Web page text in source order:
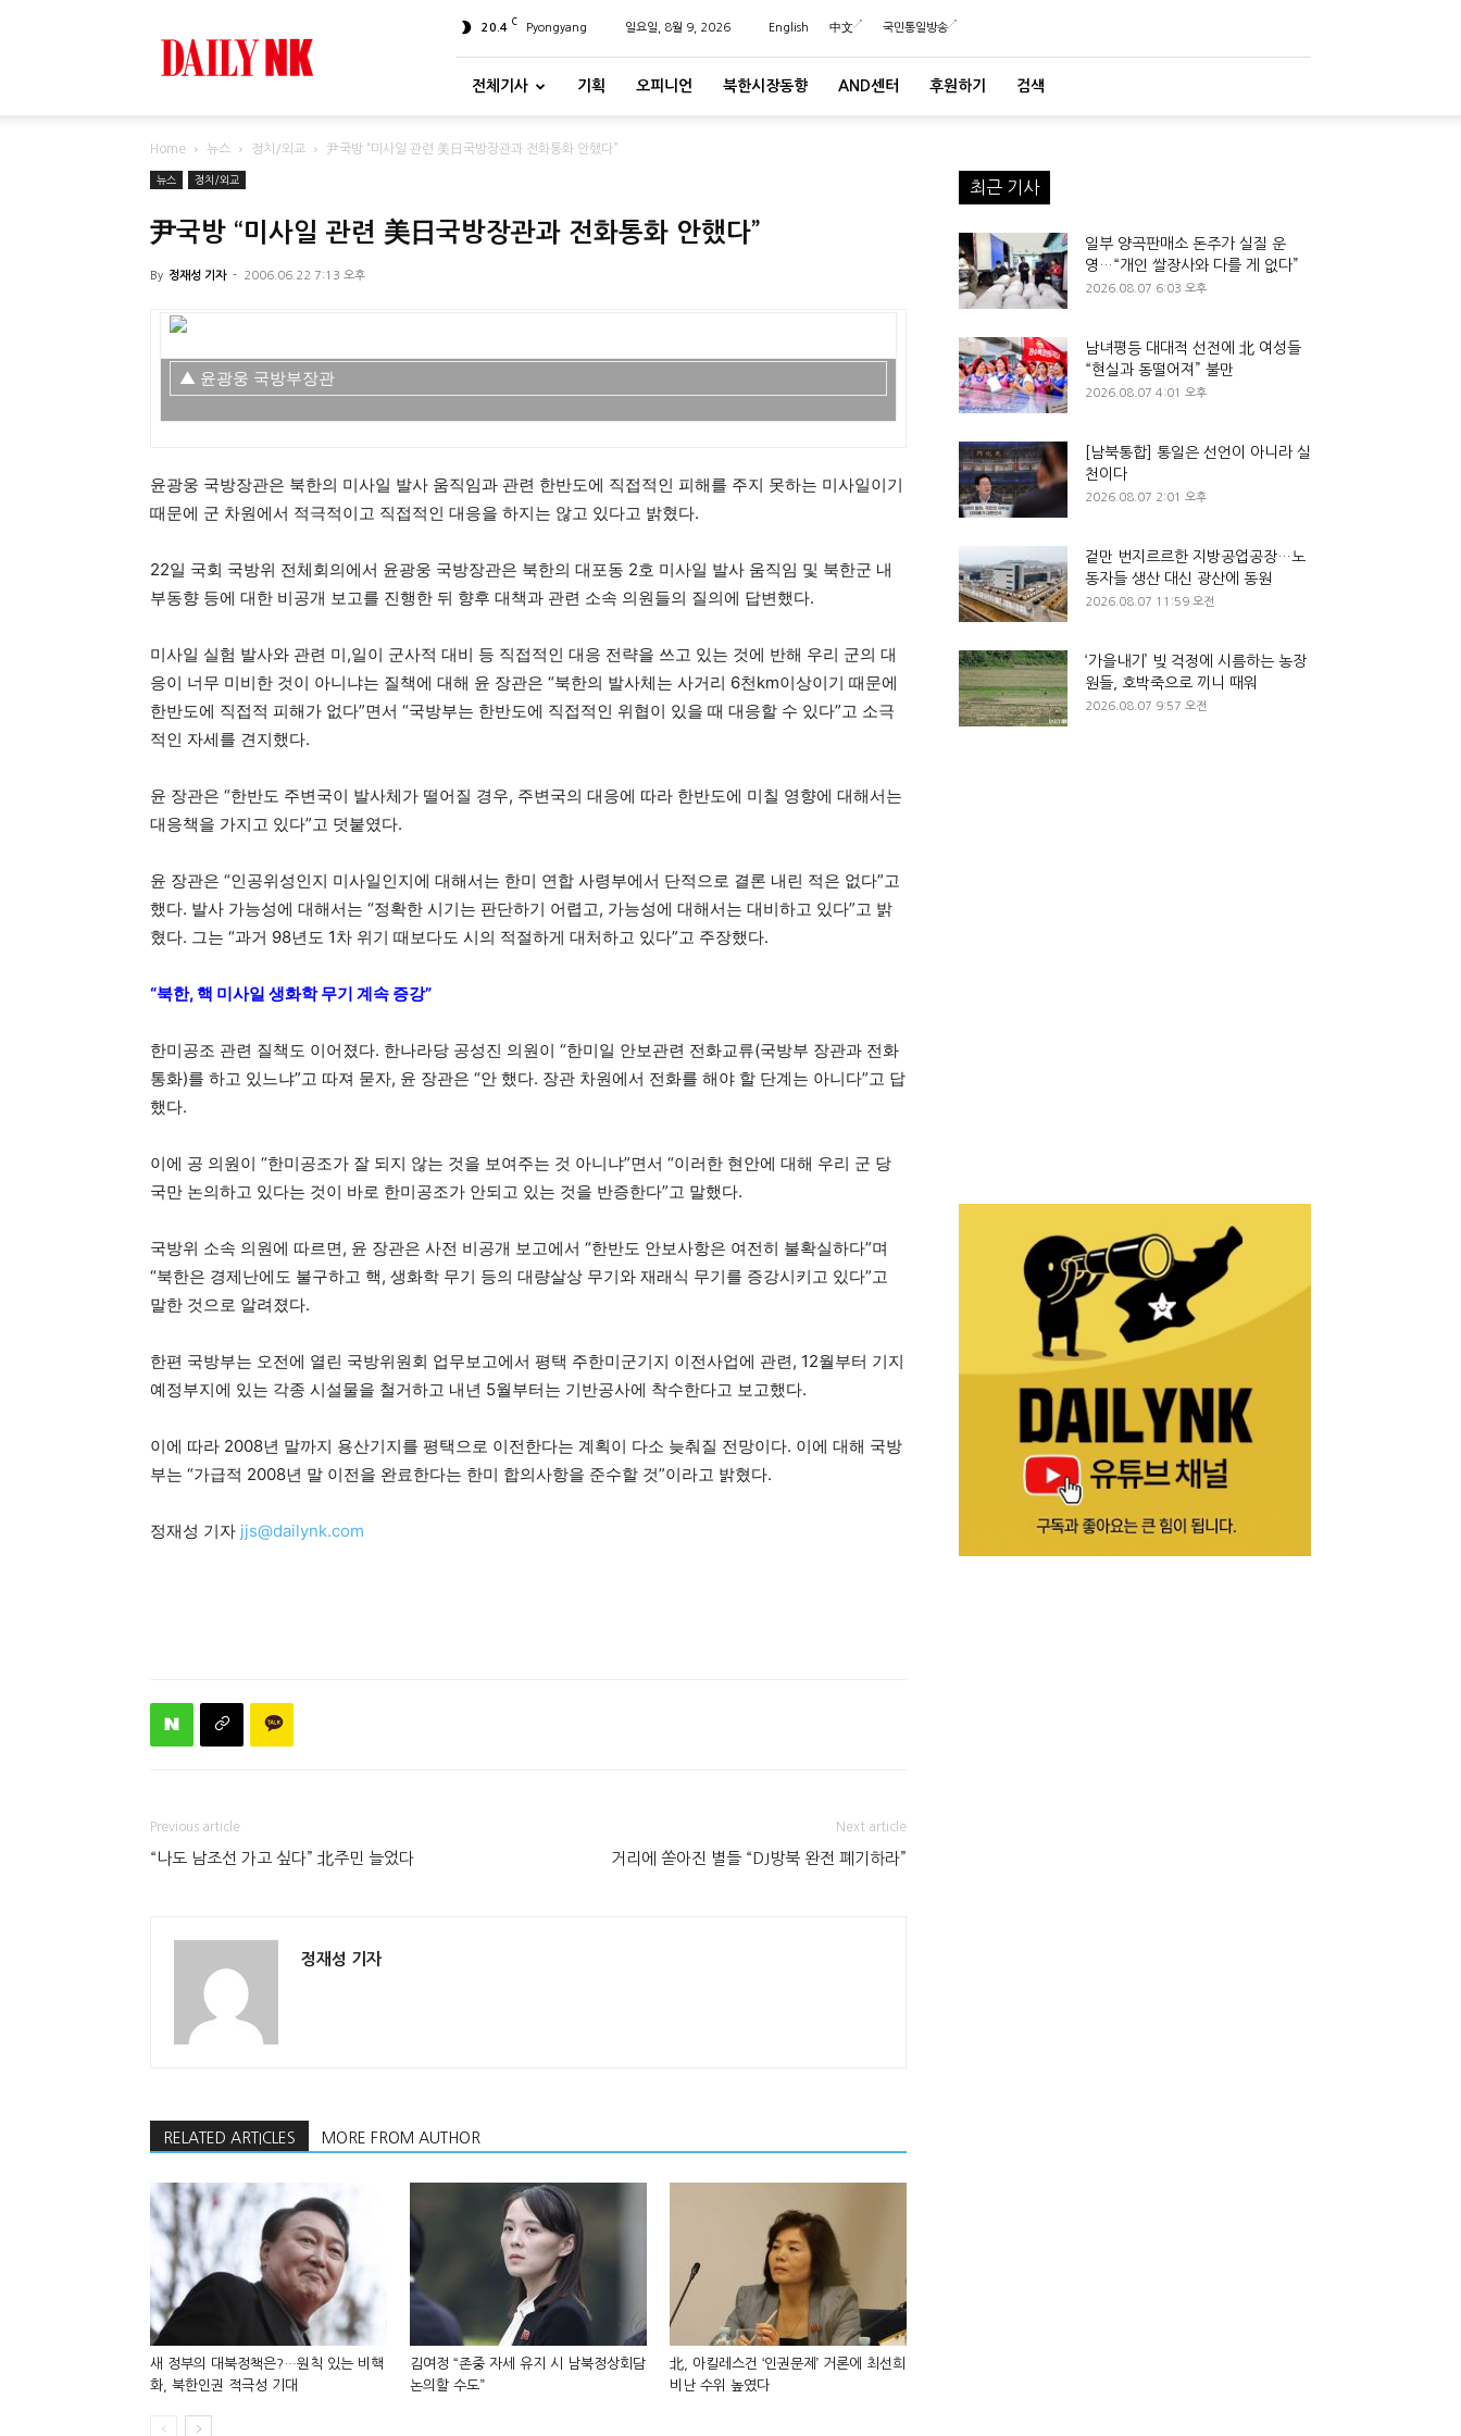
20.4 C Pyongyang 일요일, 8월 9, 2026 English 中文 국민통일방송
전체기사 기획 오피니언 북한시장동향 AND센터 후원하기 검색
Home 뉴스 정치/외교 尹국방 “미사일 관련 美日국방장관과 전화통화 안했다”
뉴스 정치/외교
尹국방 “미사일 관련 美日국방장관과 전화통화 안했다”
By 정재성 기자 - 2006.06.22 7:13 오후
▲ 윤광웅 국방부장관
윤광웅 국방장관은 북한의 미사일 발사 움직임과 관련 한반도에 직접적인 피해를 주지 못하는 미사일이기
때문에 군 차원에서 적극적이고 직접적인 대응을 하지는 않고 있다고 밝혔다.
22일 국회 국방위 전체회의에서 윤광웅 국방장관은 북한의 대포동 2호 미사일 발사 움직임 및 북한군 내
부동향 등에 대한 비공개 보고를 진행한 뒤 향후 대책과 관련 소속 의원들의 질의에 답변했다.
미사일 실험 발사와 관련 미,일이 군사적 대비 등 직접적인 대응 전략을 쓰고 있는 것에 반해 우리 군의 대
응이 너무 미비한 것이 아니냐는 질책에 대해 윤 장관은 “북한의 발사체는 사거리 6천km이상이기 때문에
한반도에 직접적 피해가 없다”면서 “국방부는 한반도에 직접적인 위협이 있을 때 대응할 수 있다”고 소극
적인 자세를 견지했다.
윤 장관은 “한반도 주변국이 발사체가 떨어질 경우, 주변국의 대응에 따라 한반도에 미칠 영향에 대해서는
대응책을 가지고 있다”고 덧붙였다.
윤 장관은 “인공위성인지 미사일인지에 대해서는 한미 연합 사령부에서 단적으로 결론 내린 적은 없다”고
했다. 발사 가능성에 대해서는 “정확한 시기는 판단하기 어렵고, 가능성에 대해서는 대비하고 있다”고 밝
혔다. 그는 “과거 98년도 1차 위기 때보다도 시의 적절하게 대처하고 있다”고 주장했다.
“북한, 핵 미사일 생화학 무기 계속 증강”
한미공조 관련 질책도 이어졌다. 한나라당 공성진 의원이 “한미일 안보관련 전화교류(국방부 장관과 전화
통화)를 하고 있느냐”고 따져 묻자, 윤 장관은 “안 했다. 장관 차원에서 전화를 해야 할 단계는 아니다”고 답
했다.
이에 공 의원이 “한미공조가 잘 되지 않는 것을 보여주는 것 아니냐”면서 “이러한 현안에 대해 우리 군 당
국만 논의하고 있다는 것이 바로 한미공조가 안되고 있는 것을 반증한다”고 말했다.
국방위 소속 의원에 따르면, 윤 장관은 사전 비공개 보고에서 “한반도 안보사항은 여전히 불확실하다”며
“북한은 경제난에도 불구하고 핵, 생화학 무기 등의 대량살상 무기와 재래식 무기를 증강시키고 있다”고
말한 것으로 알려졌다.
한편 국방부는 오전에 열린 국방위원회 업무보고에서 평택 주한미군기지 이전사업에 관련, 12월부터 기지
예정부지에 있는 각종 시설물을 철거하고 내년 5월부터는 기반공사에 착수한다고 보고했다.
이에 따라 2008년 말까지 용산기지를 평택으로 이전한다는 계획이 다소 늦춰질 전망이다. 이에 대해 국방
부는 “가급적 2008년 말 이전을 완료한다는 한미 합의사항을 준수할 것”이라고 밝혔다.
정재성 기자 jjs@dailynk.com
Previous article
“나도 남조선 가고 싶다” 北주민 늘었다
Next article
거리에 쏟아진 별들 “DJ방북 완전 폐기하라”
정재성 기자
RELATED ARTICLES MORE FROM AUTHOR
새 정부의 대북정책은?…원칙 있는 비핵
화, 북한인권 적극성 기대
김여정 “존중 자세 유지 시 남북정상회담
논의할 수도”
北, 아킬레스건 ‘인권문제’ 거론에 최선희
비난 수위 높였다
최근 기사
일부 양곡판매소 돈주가 실질 운
영…“개인 쌀장사와 다를 게 없다”
2026.08.07 6:03 오후
남녀평등 대대적 선전에 北 여성들
“현실과 동떨어져” 불만
2026.08.07 4:01 오후
[남북통합] 통일은 선언이 아니라 실
천이다
2026.08.07 2:01 오후
겉만 번지르르한 지방공업공장…노
동자들 생산 대신 광산에 동원
2026.08.07 11:59 오전
‘가을내기’ 빚 걱정에 시름하는 농장
원들, 호박죽으로 끼니 때워
2026.08.07 9:57 오전